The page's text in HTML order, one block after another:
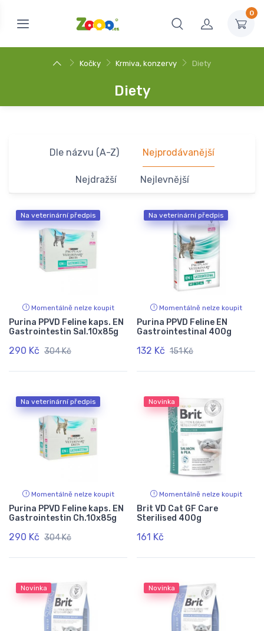
0
Kočky Krmiva, konzervy Diety
Diety
Dle názvu (A-Z) Nejprodávanější
Nejdražší Nejlevnější
Na veterinární předpis
Momentálně nelze koupit
Purina PPVD Feline kaps. EN
Gastrointestin Sal.10x85g
290 Kč 304 Kč
Na veterinární předpis
Momentálně nelze koupit
Purina PPVD Feline EN
Gastrointestinal 400g
132 Kč 151 Kč
Na veterinární předpis
Momentálně nelze koupit
Purina PPVD Feline kaps. EN
Gastrointestin Ch.10x85g
290 Kč 304 Kč
Novinka
Momentálně nelze koupit
Brit VD Cat GF Care
Sterilised 400g
161 Kč
Novinka Novinka